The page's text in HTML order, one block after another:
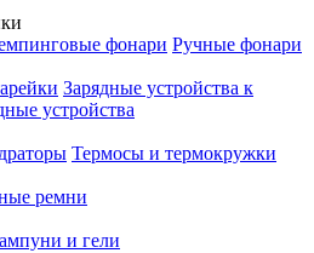
фонари Ручные фонари
Зарядные устройства к
устройства
Термосы и термокружки
ремни
и гели